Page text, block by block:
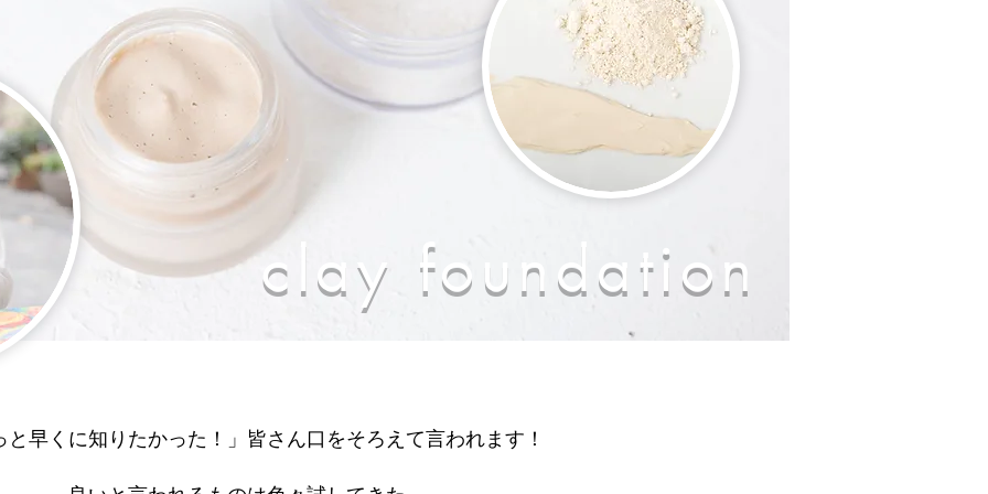
clay foundation
と早くに知りたかった！」皆さん口をそろえて言われます！